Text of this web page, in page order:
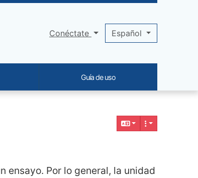
ensayo. Por lo general, la unidad
Conéctate Español
Guía de uso